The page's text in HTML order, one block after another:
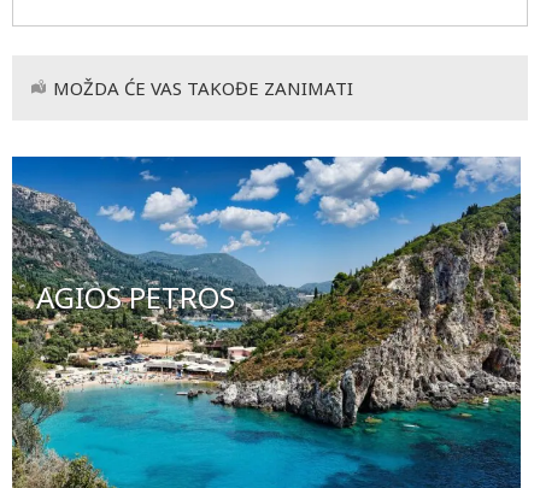
MOŽDA ĆE VAS TAKOĐE ZANIMATI
AGIOS PETROS